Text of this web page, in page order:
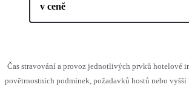
v ceně
Čas stravování a provoz jednotlivých prvků hotelové
povětrnostních podmínek, požadavků hostů nebo